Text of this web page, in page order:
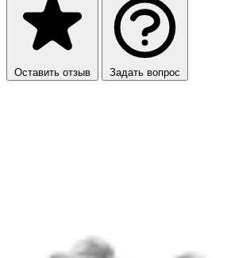
Оставить отзыв Задать вопрос